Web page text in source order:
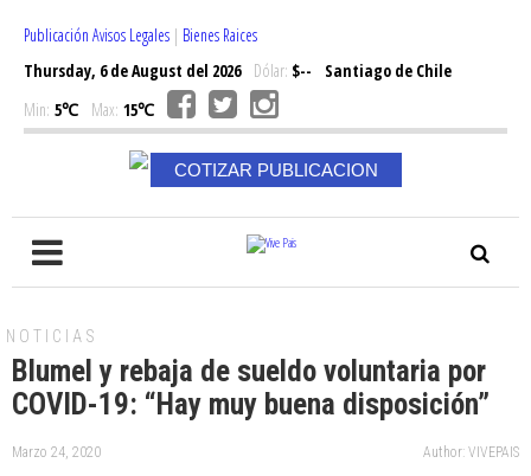
Publicación Avisos Legales | Bienes Raices
Thursday, 6 de August del 2026Dólar: $--
Santiago de Chile
Min: 5℃ Max: 15℃
COTIZAR PUBLICACION
NOTICIAS
Blumel y rebaja de sueldo voluntaria por
COVID-19: “Hay muy buena disposición”
Marzo 24, 2020 Author: VIVEPAIS